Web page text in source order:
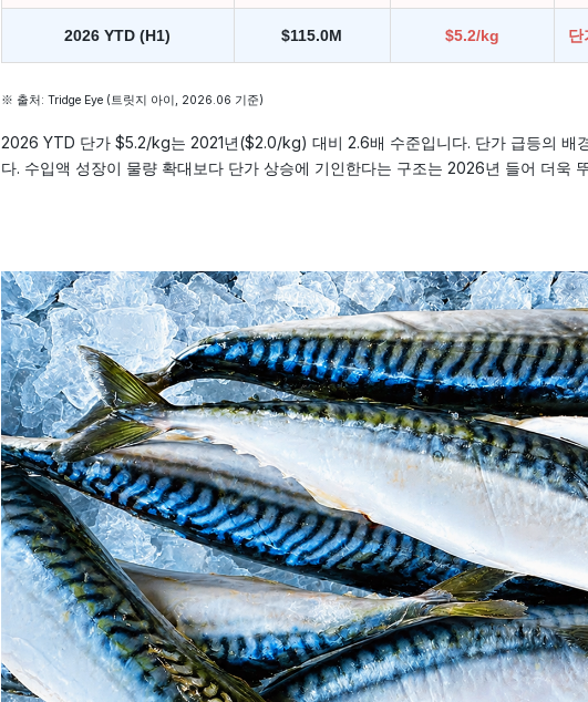
2026 YTD (H1) $115.0M $5.2/kg 단
※ 출처: Tridge Eye (트릿지 아이, 2026.06 기준)
2026 YTD 단가 $5.2/kg는 2021년($2.0/kg) 대비 2.6배 수준입니다. 단가 급등의 배
다. 수입액 성장이 물량 확대보다 단가 상승에 기인한다는 구조는 2026년 들어 더욱